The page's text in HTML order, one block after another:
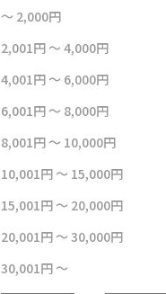
～ 2,000円
2,001円 ～ 4,000円
4,001円 ～ 6,000円
6,001円 ～ 8,000円
8,001円 ～ 10,000円
10,001円 ～ 15,000円
15,001円 ～ 20,000円
20,001円 ～ 30,000円
30,001円 ～